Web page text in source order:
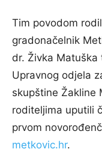
Tim povodom
gradonačelnik
dr. Živka Matuška
Upravnog odjela
skupštine Žakline
roditeljima uputili
prvom
metkovic.hr.